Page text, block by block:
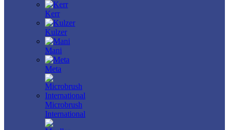
Kerr
Kulzer
Mani
Meta
Microbrush
International